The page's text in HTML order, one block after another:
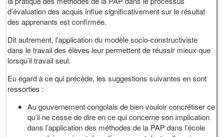
d’évaluation des acquis influe significativement sur le résultat
des apprenants est confirmée.
Dit autrement, l'application du modèle socio-constructiviste
dans le travail des élèves leur permettent de réussir mieux que
lorsqu’il travail seul.
Eu égard à ce qui précède, les suggestions suivantes en sont
ressorties :
Au gouvernement congolais de bien vouloir concrétiser ce
qu’il ne cesse de dire en ce qui concerne son implication
dans l’application des méthodes de la PAP dans l’école